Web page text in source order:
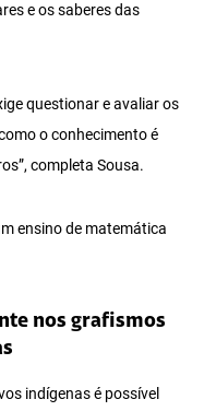
e os saberes das
questionar e avaliar os
o conhecimento é
completa Sousa.
ensino de matemática
nos grafismos
indígenas é possível